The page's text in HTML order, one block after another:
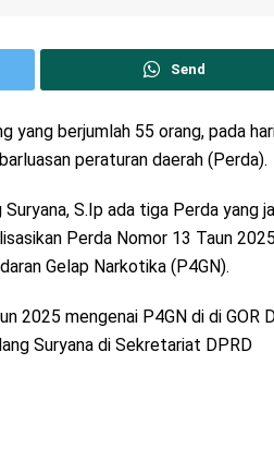
Send
yang berjumlah 55 orang, pada
peraturan daerah (Perda).
S.Ip ada tiga Perda yang
Perda Nomor 13 Taun 2025
Gelap Narkotika (P4GN).
2025 mengenai P4GN di di GOR
Suryana di Sekretariat DPRD